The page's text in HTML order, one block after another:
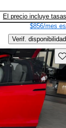
El precio incluye tasas
$856/mes
Verif. disponibilidad